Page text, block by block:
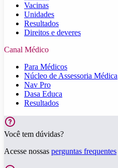
Vacinas
Unidades
Resultados
Direitos e deveres
Canal Médico
Para Médicos
Núcleo de Assessoria Médica
Nav Pro
Dasa Educa
Resultados
Você tem dúvidas?
Acesse nossas perguntas frequentes